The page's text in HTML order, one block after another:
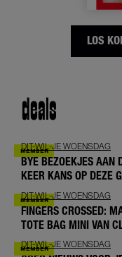
LOS
deals
DIT-WIL-JE WOENSDAG
BYE BEZOEKJES AAN
KEER KANS OP DEZE
DIT-WIL-JE WOENSDAG
FINGERS CROSSED:
TOTE BAG MINI VAN
DIT-WIL-JE WOENSDAG